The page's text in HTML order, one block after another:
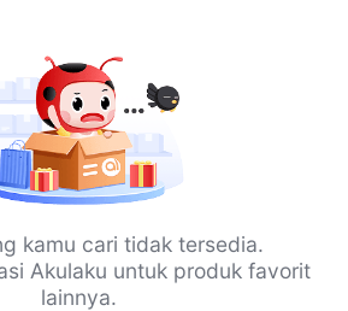
kamu cari tidak tersedia.
Akulaku untuk produk favorit
lainnya.